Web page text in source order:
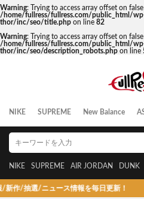
Warning: Trying to access array offset on
/home/fullress/fullress.com/public_html/
thor/inc/seo/title.php on line 82
Warning: Trying to access array offset on
/home/fullress/fullress.com/public_html/
thor/inc/seo/description_robots.php on line
NIKE SUPREME New Balance
NIKE SUPREME AIR JORDAN DUNK
抽選/ニュース情報を毎日更新！